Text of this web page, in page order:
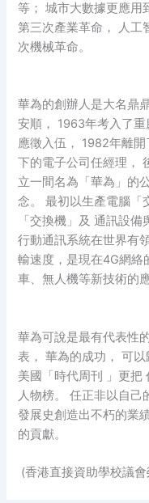
等； 城市大數據更應用
第三次產業革命， 人工
次機械革命。
華為的創辦人是大名鼎
安順， 1963年考入了
應徵入伍， 1982年離
下的電子公司任經理，
立一間名為「華為」的
念。 最初以生產電腦「
「交換機」及 通訊設
行動通訊系統在世界有
輸速度，是現在4G網
車、無人機等新技術的
華為可說是最有代表性
表， 華為的成功， 可
美國「時代周刊 」更把
人物榜。 任正非以自己
發展史創造出不朽的業
的貢獻。
(香港直接資助學校議